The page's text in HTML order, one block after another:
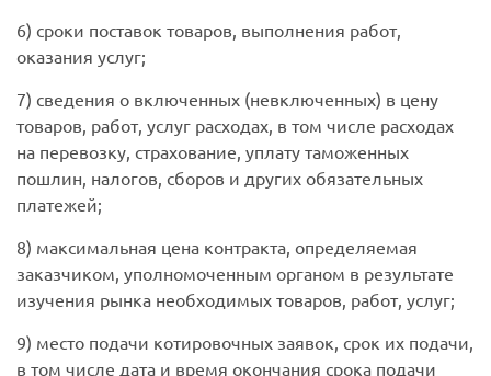
6) сроки поставок товаров, выполнения работ,
оказания услуг;
7) сведения о включенных (невключенных) в цену
товаров, работ, услуг расходах, в том числе расходах
на перевозку, страхование, уплату таможенных
пошлин, налогов, сборов и других обязательных
платежей;
8) максимальная цена контракта, определяемая
заказчиком, уполномоченным органом в результате
изучения рынка необходимых товаров, работ, услуг;
9) место подачи котировочных заявок, срок их подачи,
в том числе дата и время окончания срока подачи